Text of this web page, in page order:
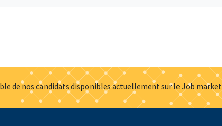
de nos candidats disponibles actuellement sur le Job market